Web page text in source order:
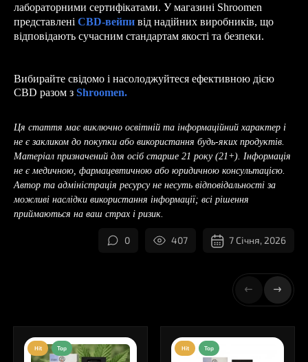
лабораторними сертифікатами. У магазині Shroomen
представлені CBD-вейпи від надійних виробників, що
відповідають сучасним стандартам якості та безпеки.
Вибирайте свідомо і насолоджуйтеся ефективною дією
CBD разом з Shroomen.
Ця стаття має виключно освітній та інформаційний характер і
не є закликом до покупки або використання будь-яких продуктів.
Матеріал призначений для осіб старше 21 року (21+). Інформація
не є медичною, фармацевтичною або юридичною консультацією.
Автор та адміністрація ресурсу не несуть відповідальності за
можливі наслідки використання інформації; всі рішення
приймаються на ваш страх і ризик.
0 407 7 Січня, 2026
Hit Top Hit Top